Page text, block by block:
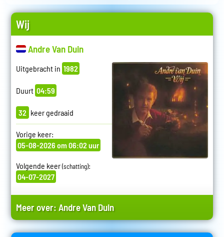
Wij
Andre Van Duin
Uitgebracht in 1982
Duurt 04:59
32 keer gedraaid
Vorige keer:
05-08-2026 om 06:02 uur
Volgende keer(schatting):
04-07-2027
Meer over:Andre Van Duin